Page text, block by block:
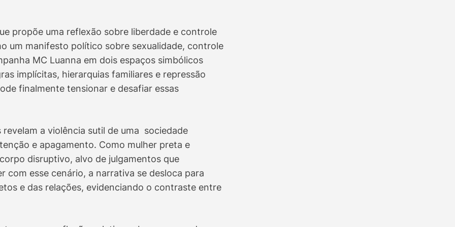
propõe uma reflexão sobre liberdade e controle
um manifesto político sobre sexualidade, controle
MC Luanna em dois espaços simbólicos
implícitas, hierarquias familiares e repressão
finalmente tensionar e desafiar essas
a violência sutil de uma sociedade
e apagamento. Como mulher preta e
disruptivo, alvo de julgamentos que
com esse cenário, a narrativa se desloca para
e das relações, evidenciando o contraste entre